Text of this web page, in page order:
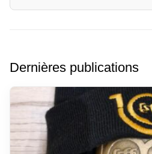
Dernières publications